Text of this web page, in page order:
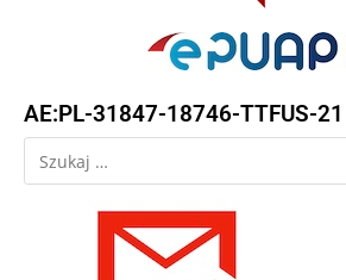
AE:PL-31847-18746-TTFUS-21